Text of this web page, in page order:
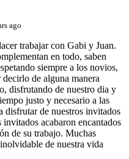
ago
trabajar con Gabi y Juan.
en todo, saben
siempre a los novios,
de alguna manera
disfrutando de nuestro dia y
justo y necesario a las
disfrutar de nuestros invitados
acabaron encantados
de su trabajo. Muchas
de nuestra vida